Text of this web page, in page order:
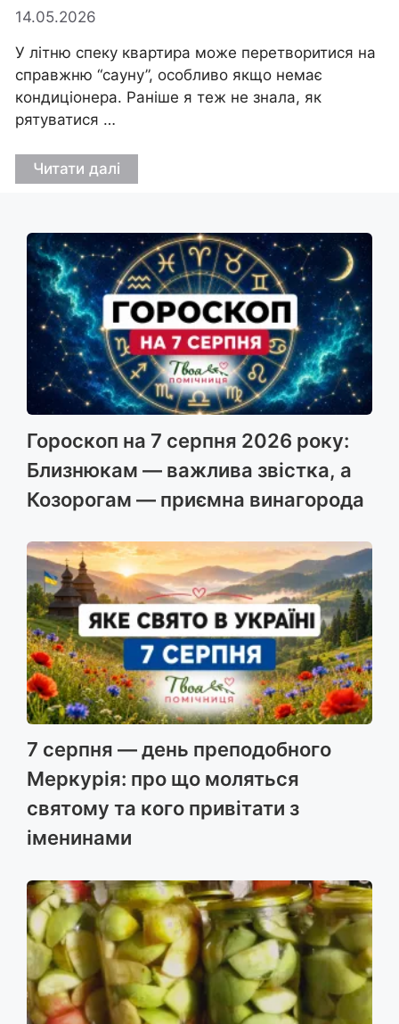
14.05.2026
У літню спеку квартира може перетворитися на
справжню “сауну”, особливо якщо немає
кондиціонера. Раніше я теж не знала, як
рятуватися …
Читати далі
Гороскоп на 7 серпня 2026 року:
Близнюкам — важлива звістка, а
Козорогам — приємна винагорода
7 серпня — день преподобного
Меркурія: про що моляться
святому та кого привітати з
іменинами